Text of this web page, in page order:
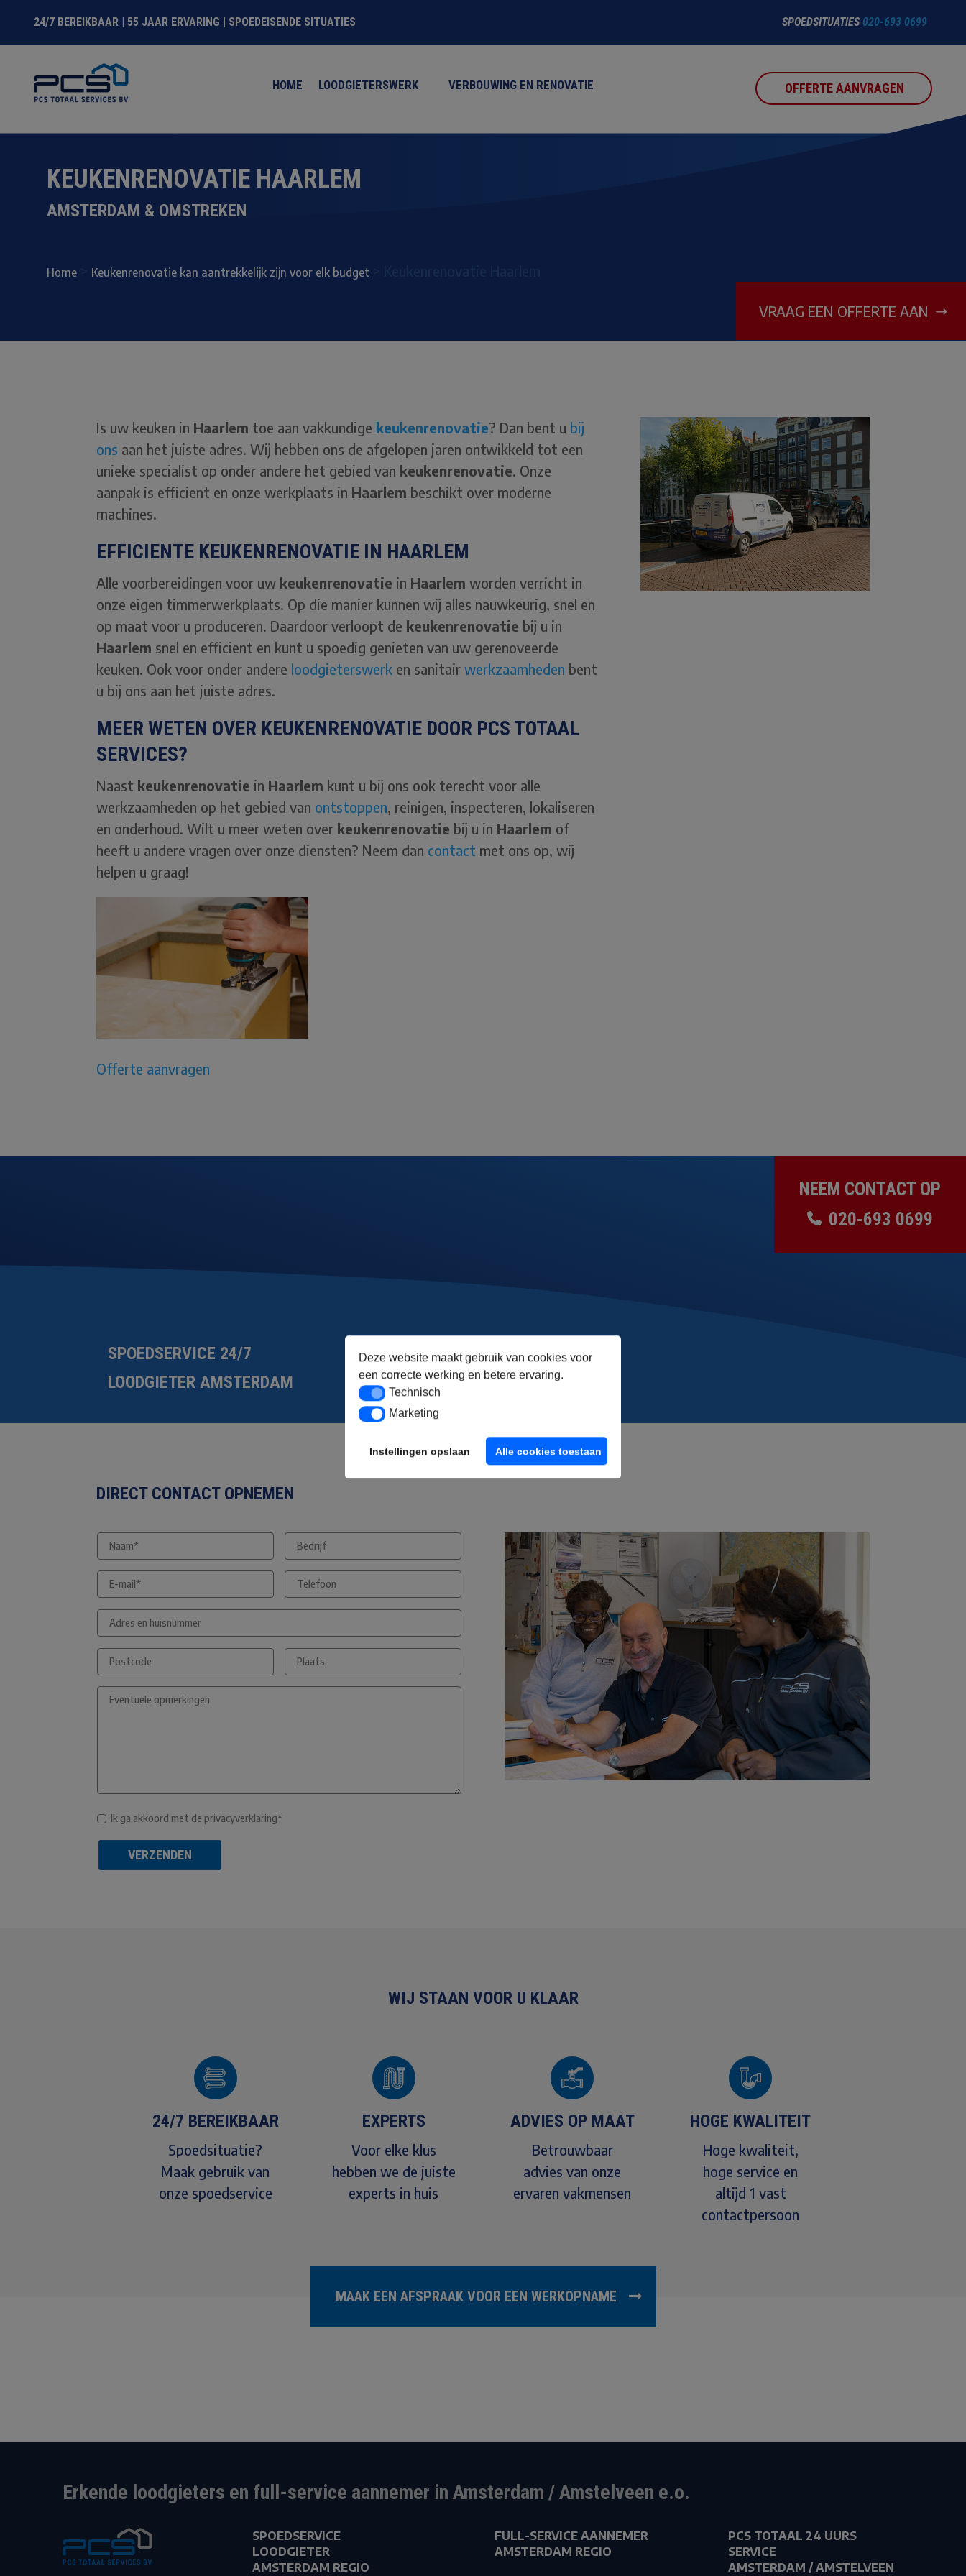
Deze website maakt gebruik van cookies voor
een correcte werking en betere ervaring.
TechnischTechnisch
MarketingMarketing
Instellingen opslaan Alle cookies toestaan
24/7 BEREIKBAAR | 55 JAAR ERVARING | SPOEDEISENDE SITUATIES SPOEDSITUATIES 020-693 0699
HOME LOODGIETERSWERK VERBOUWING EN RENOVATIE OFFERTE AANVRAGEN
KEUKENRENOVATIE HAARLEM
AMSTERDAM & OMSTREKEN
Home> Keukenrenovatie kan aantrekkelijk zijn voor elk budget
VRAAG EEN OFFERTE AAN
Is uw keuken in Haarlem toe aan vakkundige keukenrenovatie? Dan bent u bij
ons aan het juiste adres. Wij hebben ons de afgelopen jaren ontwikkeld tot een
unieke specialist op onder andere het gebied van keukenrenovatie. Onze
aanpak is efficient en onze werkplaats in Haarlem beschikt over moderne
machines.
EFFICIENTE KEUKENRENOVATIE IN HAARLEM
Alle voorbereidingen voor uw keukenrenovatie in Haarlem worden verricht in
onze eigen timmerwerkplaats. Op die manier kunnen wij alles nauwkeurig, snel en
op maat voor u produceren. Daardoor verloopt de keukenrenovatie bij u in
Haarlem snel en efficient en kunt u spoedig genieten van uw gerenoveerde
keuken. Ook voor onder andere loodgieterswerk en sanitairwerkzaamheden bent
u bij ons aan het juiste adres.
MEER WETEN OVER KEUKENRENOVATIE DOOR PCS TOTAAL
SERVICES?
Naast keukenrenovatie in Haarlem kunt u bij ons ook terecht voor alle
werkzaamheden op het gebied van ontstoppen, reinigen, inspecteren, lokaliseren
en onderhoud. Wilt u meer weten over keukenrenovatie bij u in Haarlem of
heeft u andere vragen over onze diensten? Neem dan contact met ons op, wij
helpen u graag!
Offerte aanvragen
NEEM CONTACT OP
020-693 0699
SPOEDSERVICE 24/7
LOODGIETER AMSTERDAM
DIRECT CONTACT OPNEMEN
Ik ga akkoord met de privacyverklaring*
VERZENDEN
WIJ STAAN VOOR U KLAAR
24/7 BEREIKBAAR
Spoedsituatie?
Maak gebruik van
onze spoedservice
EXPERTS
Voor elke klus
hebben we de juiste
experts in huis
ADVIES OP MAAT
Betrouwbaar
advies van onze
ervaren vakmensen
HOGE KWALITEIT
Hoge kwaliteit,
hoge service en
altijd 1 vast
contactpersoon
MAAK EEN AFSPRAAK VOOR EEN WERKOPNAME
Erkende loodgieters en full-service aannemer in Amsterdam / Amstelveen e.o.
SPOEDSERVICE
LOODGIETER
AMSTERDAM REGIO
FULL-SERVICE AANNEMER
AMSTERDAM REGIO
PCS TOTAAL 24 UURS
SERVICE
AMSTERDAM / AMSTELVEEN